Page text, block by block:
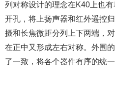
列对称设计的理念在K40上也
开孔，将上扬声器和红外遥控
摄和长焦微距分列上下两端，
在正中又形成左右对称。外围
了一致，将各个器件有序的统一